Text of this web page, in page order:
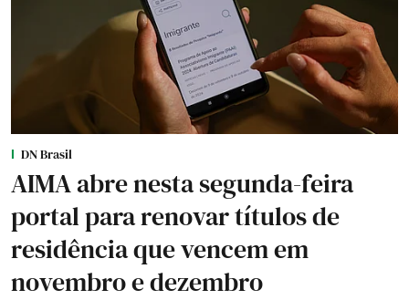
DN Brasil
AIMA abre nesta segunda-feira
portal para renovar títulos de
residência que vencem em
novembro e dezembro